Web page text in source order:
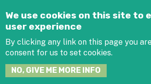
We use cookies on this site to
user experience
By clicking any link on this page you
consent for us to set cookies.
NO, GIVE ME MORE INFO